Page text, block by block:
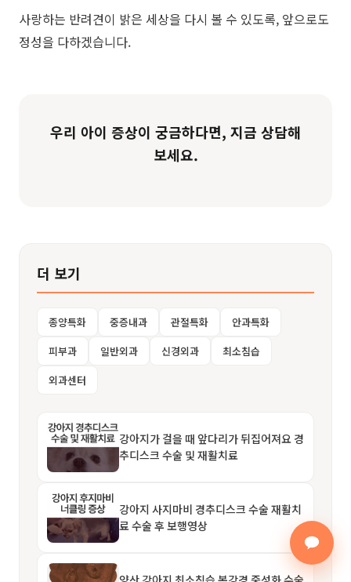
​사랑하는 반려견이 밝은 세상을 다시 볼 수 있도록, 앞으로도
정성을 다하겠습니다.
우리 아이 증상이 궁금하다면, 지금 상담해
보세요.
더 보기
종양특화 중증내과 관절특화
안과특화
피부과
일반외과 신경외과
최소침습
외과센터
강아지가 걸을 때 앞다리가 뒤집어져요 경
추디스크 수술 및 재활치료
강아지 사지마비 경추디스크 수술 재활치
료 수술 후 보행영상